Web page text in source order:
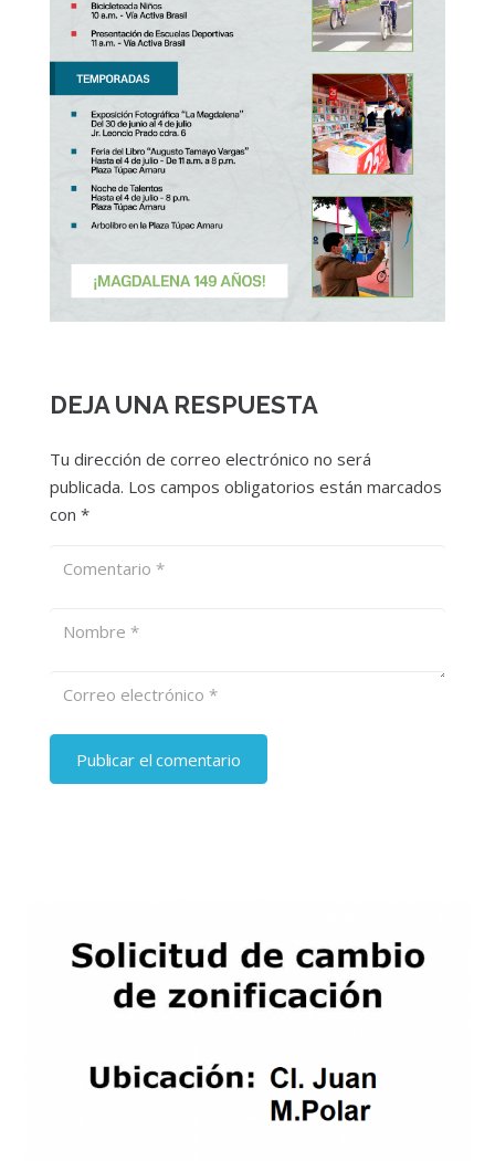
DEJA UNA RESPUESTA
Tu dirección de correo electrónico no será
publicada. Los campos obligatorios están marcados
con *
Publicar el comentario